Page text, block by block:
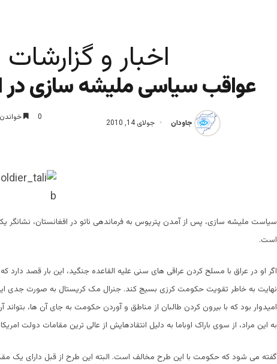
اخبار و گزارشات
عواقب سیاسی ملیشه سازی در
جاودان جولای 14, 2010
0 خواندن این
سیاست ملیشه سازی، پس از آمدن پتریوس به فرماندهی ناتو در افغانستان، نشانگر
است.
اگر او در عراق با مسلح کردن عراقی های سنی علیه القاعده جنگید، این بار قصد دارد که
نهایت به خاطر تقویت حکومت کرزی بسیج کند. جنرال مک کریستال به صورت جدی
امیدوار بود که با بیرون کردن طالبان از مناطق و آوردن حکومت به جای آن ها،
به این مراد، از سوی باراک اوباما به دلیل انتقادهایش از عالی ترین مقامات دولت
گفته می شود که حکومت با این طرح مخالف است. البته این طرح از قبل دارای یک